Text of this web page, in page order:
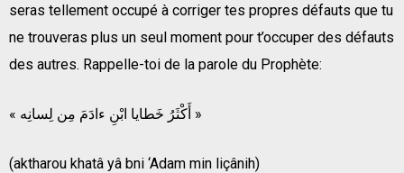
seras tellement occupé à corriger tes propres défauts que tu
ne trouveras plus un seul moment pour t’occuper des défauts
des autres. Rappelle-toi de la parole du Prophète:
« أَكْثَرُ خَطايا ابْنِ ءادَمَ مِن لِسانِه »
(aktharou khatâ yâ bni ‘Adam min liçânih)